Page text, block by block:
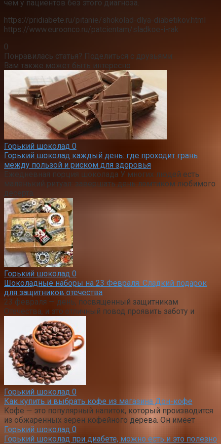
чем у пациентов без этого диагноза.
https://pridiabete.ru/pitanie/shokolad-dlya-diabetikov.html
https://www.euroonco.ru/patcientam/sladkoe-i-rak
0
Понравилась статья? Поделиться с друзьями:
Вам также может быть интересно
Горький шоколад 0
Горький шоколад каждый день: где проходит грань
между пользой и риском для здоровья
Ежедневная порция шоколада У многих людей есть
маленький ритуал: завершать день ломтиком любимого
десерта.
Горький шоколад 0
Шоколадные наборы на 23 Февраля. Сладкий подарок
для защитников отечества
23 февраля — день, посвященный защитникам
Отечества, и это отличный повод проявить заботу и
Горький шоколад 0
Как купить и выбрать кофе из магазина Дон-кофе
Кофе — это популярный напиток, который производится
из обжаренных зерен кофейного дерева. Он имеет
Горький шоколад 0
Горький шоколад при диабете, можно есть и это полезно